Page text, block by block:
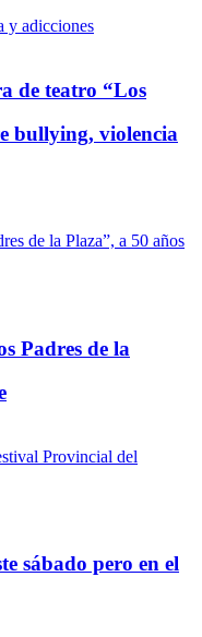
de teatro “Los
bullying, violencia
Padres de la
sábado pero en el